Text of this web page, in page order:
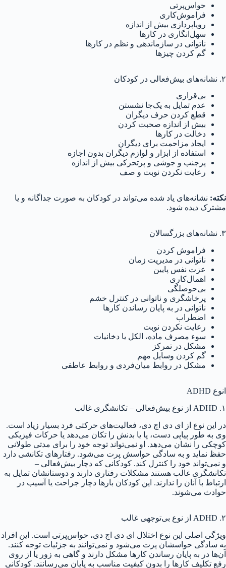
حواس‌پرتی
فراموش‌کاری
رویاپردازی بیش از اندازه
سهل‌انگاری در کارها
ناتوانی در سازماندهی و نظم در کارها
گم کردن چیزها
۲. نشانه‌های بیش‌فعالی در کودکان
بی‌قراری
عدم تمایل به یک‌جا نشستن
قطع کردن حرف دیگران
بیش از اندازه صحبت کردن
دخالت در کارها
ایجاد مزاحمت برای دیگران
استفاده از ابزار و لوازم دیگران بدون اجازه
پرجنب و جوشی و پرتحرکی بیش از اندازه
رعایت نکردن نوبت و صف
نکته: نشانه‌های یاد شده می‌تواند در کودکان به صورت جداگانه و یا
مشترک دیده شود.
۳. نشانه‌های بزرگسالان
فراموش کردن
ناتوانی در مدیریت زمان
عزت نفس پایین
اهمال‌کاری
بی‌حوصلگی
پرخاشگری و ناتوانی در کنترل خشم
ناتوانی در به پایان رساندن کارها
اضطراب
رعایت نکردن نوبت
سوء مصرف ماده، الکل یا دخانیات
مشکل در تمرکز
گم کردن وسایل مهم
مشکل در روابط میان‌فردی و روابط عاطفی
انوع ADHD
۱. ADHD از نوع بیش‌فعالی – تکانشگری غالب
در این نوع از ای دی اچ دی، فعالیت‌های حرکتی فرد بسیار زیاد است.
وی به طور پیاپی دست، پا یا بدنش را تکان می‌دهد یا حرکات فیزیکی
کوچکی را نشان می‌دهد. او نمی‌تواند توجه خود را برای مدتی طولانی
حفظ نماید و به سادگی حواسش پرت می‌شود. رفتارهای تکانشی دارد
و نمی‌تواند خود را کنترل کند. کودکانی که دچار بیش‌فعالی –
تکانشگری غالب هستند مشکلات رفتاری دارند و دوستانشان تمایل به
ارتباط با آنان را ندارند. این کودکان بارها دچار جراحت یا آسیب در
حوادث می‌شوند.
۲. ADHD از نوع بی‌توجهی غالب
ویژگی اصلی این نوع اختلال ای دی اچ دی، حواس‌پرتی است. این افراد
به سادگی حواسشان پرت می‌شود و نمی‌توانند به جزئیات توجه کنند.
آن‌ها در به پایان رساندن کارها مشکل دارند و گاهی به زور یا از روی
رفع تکلیف کارها را بدون کیفیت مناسب به پایان می‌رسانند. کودکانی